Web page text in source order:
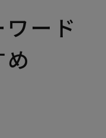
ード